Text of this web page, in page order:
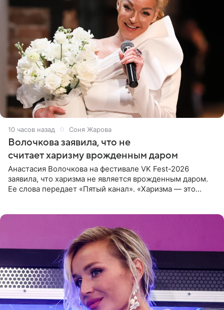
10 часов назад Соня Жарова
Волочкова заявила, что не
считает харизму врожденным даром
Анастасия Волочкова на фестивале VK Fest-2026
заявила, что харизма не является врожденным даром.
Ее слова передает «Пятый канал». «Харизма — это